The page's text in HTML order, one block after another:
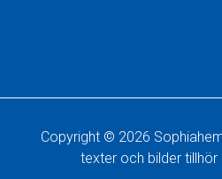
Copyright © 2026
texter och bilder